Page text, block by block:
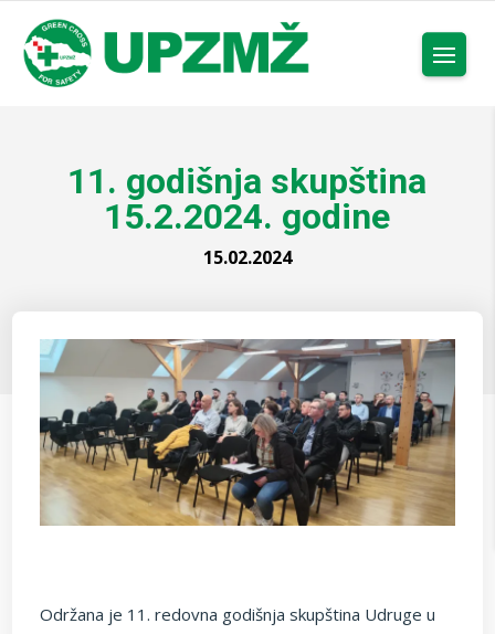
11. godišnja skupština
15.2.2024. godine
15.02.2024
Održana je 11. redovna godišnja skupština Udruge u